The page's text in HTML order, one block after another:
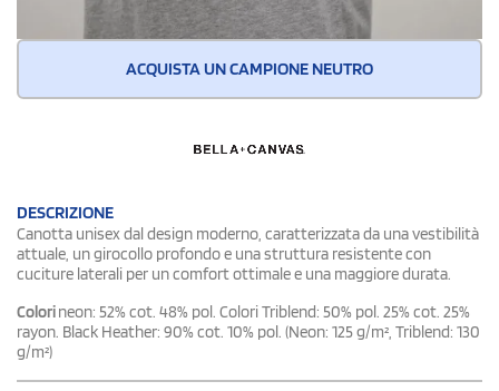
ACQUISTA UN CAMPIONE NEUTRO
DESCRIZIONE
Canotta unisex dal design moderno, caratterizzata da una vestibilità
attuale, un girocollo profondo e una struttura resistente con
cuciture laterali per un comfort ottimale e una maggiore durata.
Colorineon: 52% cot. 48% pol. Colori Triblend: 50% pol. 25% cot. 25%
rayon. Black Heather: 90% cot. 10% pol. (Neon: 125 g/m², Triblend: 130
g/m²)